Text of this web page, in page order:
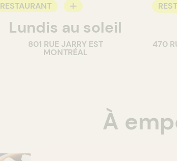
RESTAURANT
BAR À VIN
Lundis au soleil
801 RUE JARRY EST
MONTRÉAL
470
À